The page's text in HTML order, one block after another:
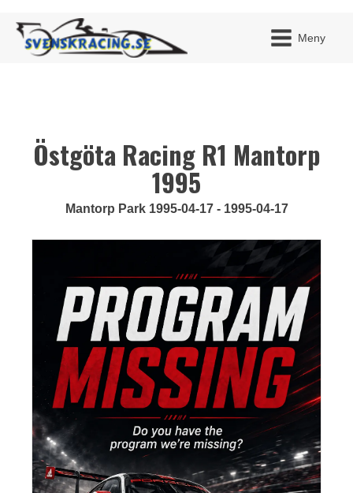
Meny
BLI
JAG
Östgöta Racing R1 Mantorp
1995
Mantorp Park 1995-04-17 - 1995-04-17